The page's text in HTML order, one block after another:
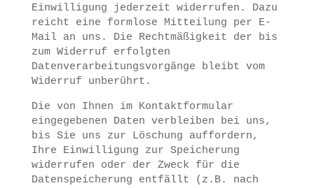
Einwilligung jederzeit widerrufen. Dazu
reicht eine formlose Mitteilung per E-
Mail an uns. Die Rechtmäßigkeit der bis
zum Widerruf erfolgten
Datenverarbeitungsvorgänge bleibt vom
Widerruf unberührt.
Die von Ihnen im Kontaktformular
eingegebenen Daten verbleiben bei uns,
bis Sie uns zur Löschung auffordern,
Ihre Einwilligung zur Speicherung
widerrufen oder der Zweck für die
Datenspeicherung entfällt (z.B. nach